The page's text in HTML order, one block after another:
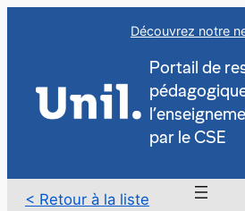
Découvrez notre
Portail de
par le CSE
< Retour à la liste